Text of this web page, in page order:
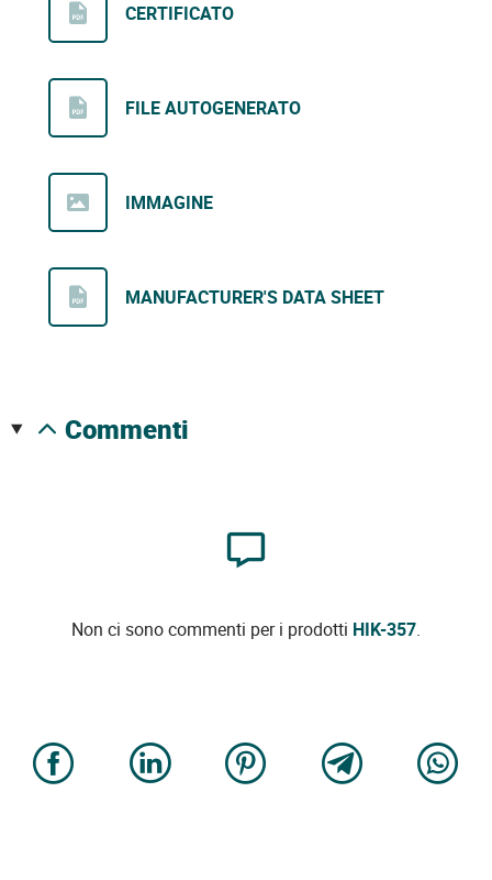
CERTIFICATO
FILE AUTOGENERATO
IMMAGINE
MANUFACTURER'S DATA SHEET
commenti
Non ci sono commenti per i prodotti HIK-357.